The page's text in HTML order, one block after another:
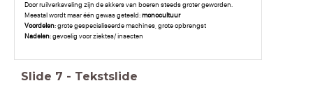
Door ruilverkaveling zijn de akkers van boeren steeds groter geworden.
Meestal wordt maar één gewas geteeld:monocultuur
Voordelen: grote gespecialiseerde machines, grote opbrengst
Nadelen: gevoelig voor ziektes/ insecten
Slide 7 - Tekstslide